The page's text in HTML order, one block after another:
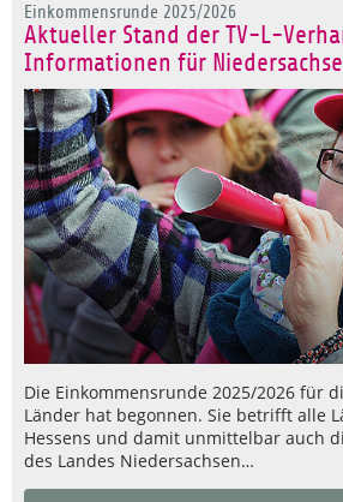
Einkommensrunde 2025/2026
Aktueller Stand der TV-L-
Informationen für
Die Einkommensrunde 2025/2026 für
Länder hat begonnen. Sie betrifft alle
Hessens und damit unmittelbar auch
des Landes Niedersachsen…